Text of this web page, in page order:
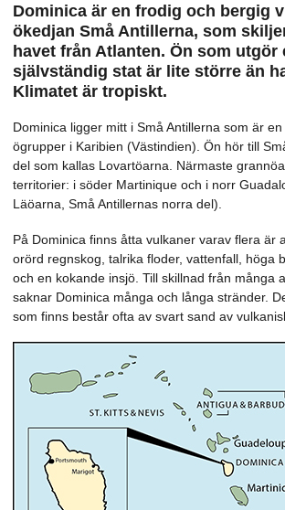
Dominica är en frodig och bergig
ökedjan Små Antillerna, som
havet från Atlanten. Ön som utgör
självständig stat är lite större än
Klimatet är tropiskt.
Dominica ligger mitt i Små Antillerna som är
ögrupper i Karibien (Västindien). Ön hör till
del som kallas Lovartöarna. Närmaste
territorier: i söder Martinique och i norr
Läöarna, Små Antillernas norra del).
På Dominica finns åtta vulkaner varav flera är
orörd regnskog, talrika floder, vattenfall, höga
och en kokande insjö. Till skillnad från många
saknar Dominica många och långa stränder.
som finns består ofta av svart sand av